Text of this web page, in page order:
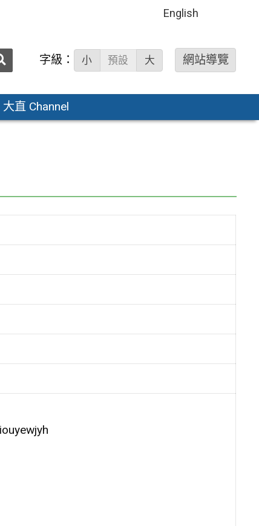
English
送出 字級： 小 預設 大 網站導覽
大直 Channel